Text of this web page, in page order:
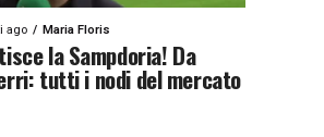
ago Maria Floris
la Sampdoria! Da
tutti i nodi del mercato